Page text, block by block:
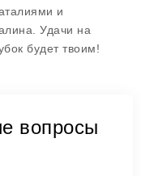
и
Удачи на
будет твоим!
вопросы